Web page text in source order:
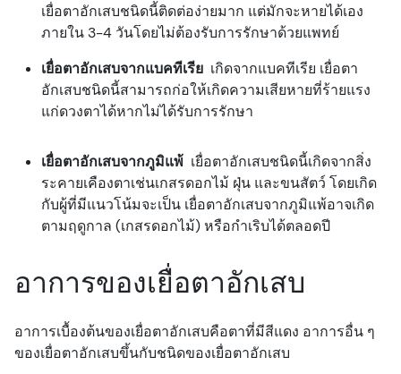
เยื่อตาอักเสบชนิดนี้ติดต่อง่ายมาก แต่มักจะหายได้เอง
ภายใน 3-4 วันโดยไม่ต้องรับการรักษาด้วยแพทย์
เยื่อตาอักเสบจากแบคทีเรีย เกิดจากแบคทีเรีย เยื่อตา
อักเสบชนิดนี้สามารถก่อให้เกิดความเสียหายที่ร้ายแรง
แก่ดวงตาได้หากไม่ได้รับการรักษา
เยื่อตาอักเสบจากภูมิแพ้ เยื่อตาอักเสบชนิดนี้เกิดจากสิ่ง
ระคายเคืองตาเช่นเกสรดอกไม้ ฝุ่น และขนสัตว์ โดยเกิด
กับผู้ที่มีแนวโน้มจะเป็น เยื่อตาอักเสบจากภูมิแพ้อาจเกิด
ตามฤดูกาล (เกสรดอกไม้) หรือกำเริบได้ตลอดปี
อาการของเยื่อตาอักเสบ
อาการเบื้องต้นของเยื่อตาอักเสบคือตาที่มีสีแดง อาการอื่น ๆ
ของเยื่อตาอักเสบขึ้นกับชนิดของเยื่อตาอักเสบ